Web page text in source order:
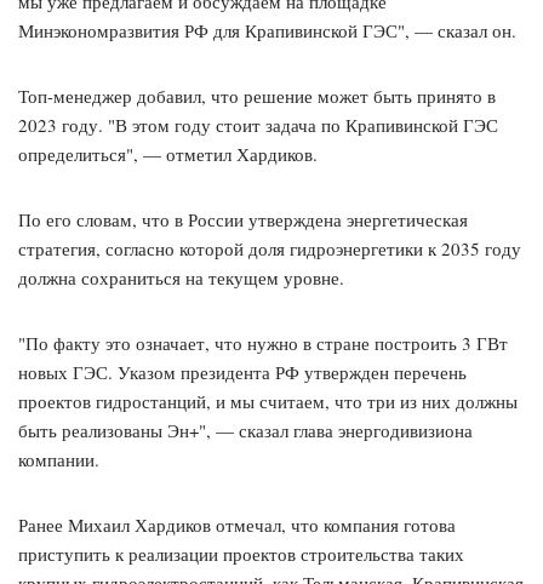
Минэкономразвития РФ для Крапивинской ГЭС", — сказал он.
Топ-менеджер добавил, что решение может быть принято в
2023 году. "В этом году стоит задача по Крапивинской ГЭС
определиться", — отметил Хардиков.
По его словам, что в России утверждена энергетическая
стратегия, согласно которой доля гидроэнергетики к 2035 году
должна сохраниться на текущем уровне.
"По факту это означает, что нужно в стране построить 3 ГВт
новых ГЭС. Указом президента РФ утвержден перечень
проектов гидростанций, и мы считаем, что три из них должны
быть реализованы Эн+", — сказал глава энергодивизиона
компании.
Ранее Михаил Хардиков отмечал, что компания готова
приступить к реализации проектов строительства таких